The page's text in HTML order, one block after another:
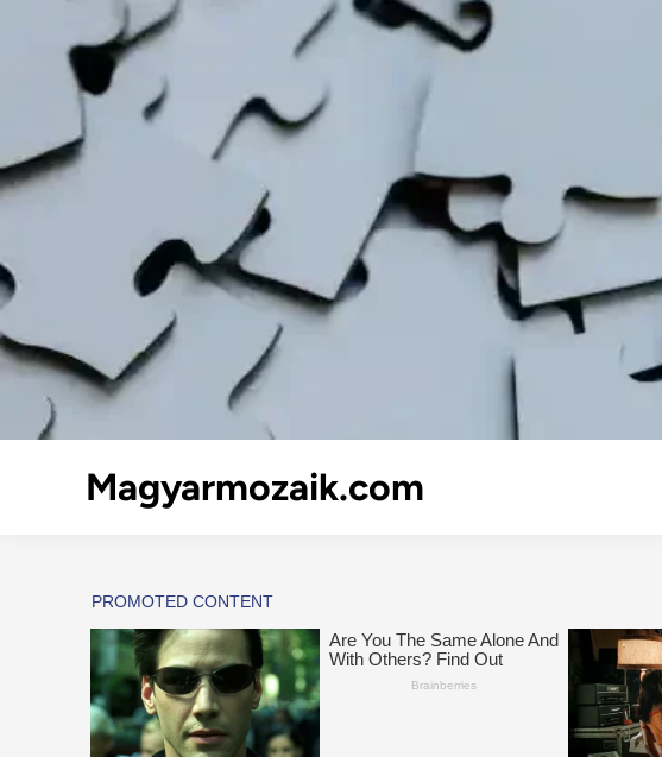
Magyarmozaik.com